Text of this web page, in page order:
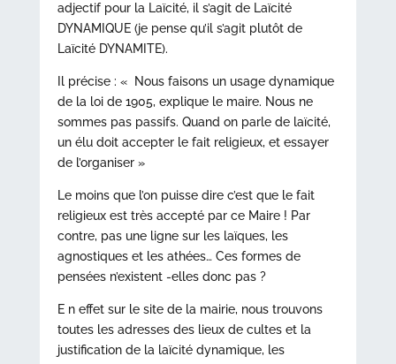
adjectif pour la Laïcité, il s’agit de Laïcité
DYNAMIQUE (je pense qu’il s’agit plutôt de
Laïcité DYNAMITE).
Il précise : « Nous faisons un usage dynamique
de la loi de 1905, explique le maire. Nous ne
sommes pas passifs. Quand on parle de laïcité,
un élu doit accepter le fait religieux, et essayer
de l’organiser »
Le moins que l’on puisse dire c’est que le fait
religieux est très accepté par ce Maire ! Par
contre, pas une ligne sur les laïques, les
agnostiques et les athées… Ces formes de
pensées n’existent -elles donc pas ?
E n effet sur le site de la mairie, nous trouvons
toutes les adresses des lieux de cultes et la
justification de la laïcité dynamique, les